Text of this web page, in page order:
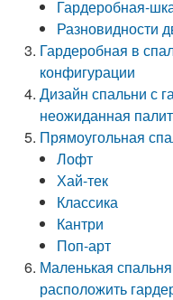
Гардеробная-
Разновидности
Гардеробная в
конфигурации
Дизайн спальни с
неожиданная
Прямоугольная
Лофт
Хай-тек
Классика
Кантри
Поп-арт
Маленькая
расположить